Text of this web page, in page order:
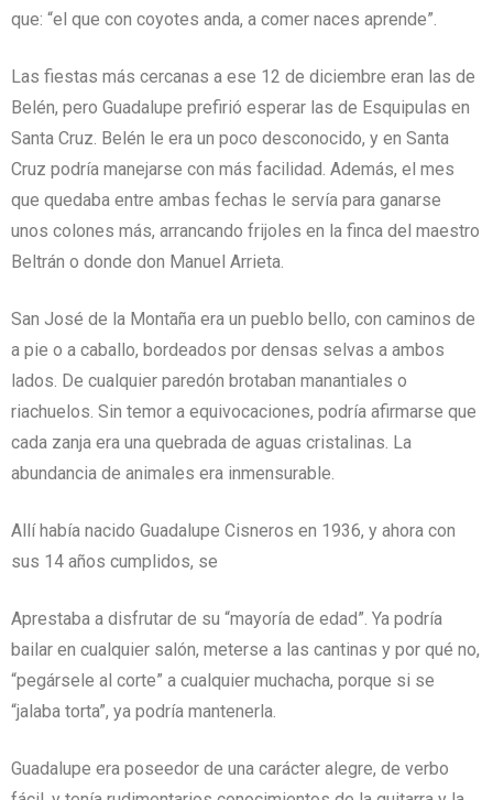
que: “el que con coyotes anda, a comer naces aprende”.
Las fiestas más cercanas a ese 12 de diciembre eran las de
Belén, pero Guadalupe prefirió esperar las de Esquipulas en
Santa Cruz. Belén le era un poco desconocido, y en Santa
Cruz podría manejarse con más facilidad. Además, el mes
que quedaba entre ambas fechas le servía para ganarse
unos colones más, arrancando frijoles en la finca del maestro
Beltrán o donde don Manuel Arrieta.
San José de la Montaña era un pueblo bello, con caminos de
a pie o a caballo, bordeados por densas selvas a ambos
lados. De cualquier paredón brotaban manantiales o
riachuelos. Sin temor a equivocaciones, podría afirmarse que
cada zanja era una quebrada de aguas cristalinas. La
abundancia de animales era inmensurable.
Allí había nacido Guadalupe Cisneros en 1936, y ahora con
sus 14 años cumplidos, se
Aprestaba a disfrutar de su “mayoría de edad”. Ya podría
bailar en cualquier salón, meterse a las cantinas y por qué no,
“pegársele al corte” a cualquier muchacha, porque si se
“jalaba torta”, ya podría mantenerla.
Guadalupe era poseedor de una carácter alegre, de verbo